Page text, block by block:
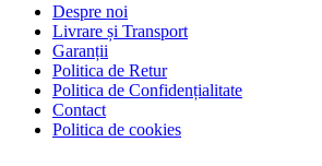
Despre noi
Livrare și Transport
Garanții
Politica de Retur
Politica de Confidențialitate
Contact
Politica de cookies